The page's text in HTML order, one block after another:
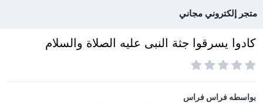
متجر إلكتروني مجاني
كادوا يسرقوا جثة النبى عليه الصلاة والسلام
بواسطهفراس فراس